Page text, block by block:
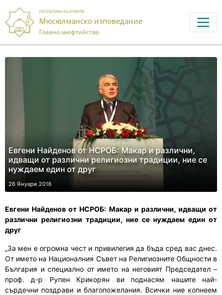
РЕПУБЛИКА БЪЛГАРИЯ
Мюсюлманско изповедание
Главно мюфтийство
Евгени Найденов от НСРОБ: Макар и различни,
идващи от различни религиозни традиции, ние се
нуждаем един от друг
26 Януари 2016
Евгени Найденов от НСРОБ: Макар и различни, идващи от
различни религиозни традиции, ние се нуждаем един от
друг
„За мен е огромна чест и привилегия да бъда сред вас днес.
От името на Националния Съвет на Религиозните Общности в
България и специално от името на неговият Председател –
проф. д-р Рупен Крикорян ви поднасям нашите най-
сърдечни поздрави и благопожелания. Всички ние копнеем